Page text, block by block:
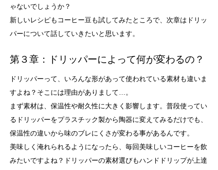
ゃないでしょうか？
新しいレシピもコーヒー豆も試してみたところで、次章はドリッ
パーについて話していきたいと思います。
第３章：ドリッパーによって何が変わるの？
ドリッパーって、いろんな形があって使われている素材も違いま
すよね？そこには理由がありまして…。
まず素材は、保温性や耐久性に大きく影響します。普段使ってい
るドリッパーをプラスチック製から陶器に変えてみるだけでも、
保温性の違いから味のブレにくさが変わる事があるんです。
美味しく淹れられるようになったら、毎回美味しいコーヒーを飲
みたいですよね？ドリッパーの素材選びもハンドドリップが上達